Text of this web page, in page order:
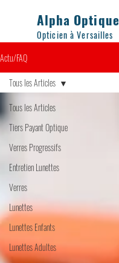
Alpha Optique
Opticien à Versailles
Actu/FAQ
Tous les Articles
Tiers Payant Optique
Verres Progressifs
Entretien Lunettes
Verres
Lunettes
Lunettes Enfants
Lunettes Adultes
Tous les Articles